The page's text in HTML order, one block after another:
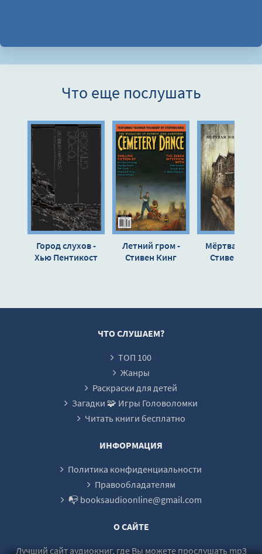
Что еще послушать
Город слухов -
Хью Пентикост
Летний гром -
Стивен Кинг
Мёртвая
Стивен Кинг
ЧТО СЛУШАЕМ?
ТОП 100
Жанры
Раскраски для детей
Загадки 🧩 Игры Головоломки
Читать книги бесплатно
ИНФОРМАЦИЯ
Политика конфиденциальности
Правообладателям
📭 booksaudioonline@gmail.com
О САЙТЕ
Лучший сайт аудиокниг, где Вы можете прослушать mp3